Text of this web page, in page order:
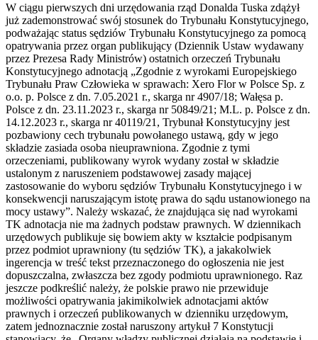
W ciągu pierwszych dni urzędowania rząd Donalda Tuska zdążył
już zademonstrować swój stosunek do Trybunału Konstytucyjnego,
podważając status sędziów Trybunału Konstytucyjnego za pomocą
opatrywania przez organ publikujący (Dziennik Ustaw wydawany
przez Prezesa Rady Ministrów) ostatnich orzeczeń Trybunału
Konstytucyjnego adnotacją „Zgodnie z wyrokami Europejskiego
Trybunału Praw Człowieka w sprawach: Xero Flor w Polsce Sp. z
o.o. p. Polsce z dn. 7.05.2021 r., skarga nr 4907/18; Wałęsa p.
Polsce z dn. 23.11.2023 r., skarga nr 50849/21; M.L. p. Polsce z dn.
14.12.2023 r., skarga nr 40119/21, Trybunał Konstytucyjny jest
pozbawiony cech trybunału powołanego ustawą, gdy w jego
składzie zasiada osoba nieuprawniona. Zgodnie z tymi
orzeczeniami, publikowany wyrok wydany został w składzie
ustalonym z naruszeniem podstawowej zasady mającej
zastosowanie do wyboru sędziów Trybunału Konstytucyjnego i w
konsekwencji naruszającym istotę prawa do sądu ustanowionego na
mocy ustawy”. Należy wskazać, że znajdująca się nad wyrokami
TK adnotacja nie ma żadnych podstaw prawnych. W dziennikach
urzędowych publikuje się bowiem akty w kształcie podpisanym
przez podmiot uprawniony (tu sędziów TK), a jakakolwiek
ingerencja w treść tekst przeznaczonego do ogłoszenia nie jest
dopuszczalna, zwłaszcza bez zgody podmiotu uprawnionego. Raz
jeszcze podkreślić należy, że polskie prawo nie przewiduje
możliwości opatrywania jakimikolwiek adnotacjami aktów
prawnych i orzeczeń publikowanych w dzienniku urzędowym,
zatem jednoznacznie został naruszony artykuł 7 Konstytucji